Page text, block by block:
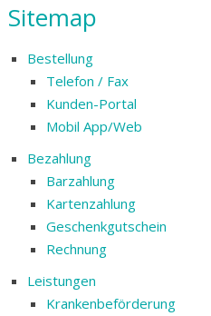
Sitemap
Bestellung
Telefon / Fax
Kunden-Portal
Mobil App/Web
Bezahlung
Barzahlung
Kartenzahlung
Geschenkgutschein
Rechnung
Leistungen
Krankenbeförderung